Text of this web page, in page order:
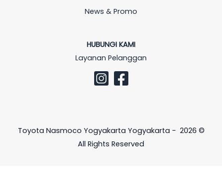
News & Promo
HUBUNGI KAMI
Layanan Pelanggan
Toyota Nasmoco Yogyakarta Yogyakarta - 2026 ©
All Rights Reserved